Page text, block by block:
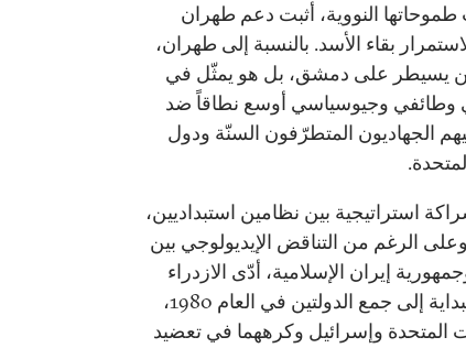
النووية، أثبت دعم طهران
بقاء الأسد. بالنسبة إلى طهران،
يسيطر على دمشق، بل هو يمثّل في
وطائفي وجيوسياسي أوسع نطاقاً ضد
الجهاديون المتطرّفون السنّة ودول
استراتيجية بين نظامين استبداديين،
الرغم من التناقض الإيديولوجي بين
إيران الإسلامية، أدّى الازدراء
المشترك لعراق صدام حسين في البداية إلى جمع الدولتين في العام 1980،
المتحدة وإسرائيل وكرههما في تعضيد